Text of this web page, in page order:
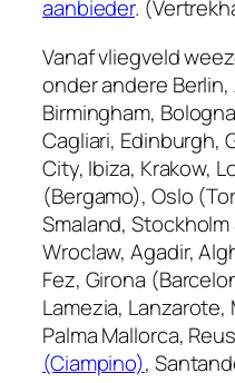
aanbieder.
Vanaf vliegveld
onder andere
Birmingham,
Cagliari, Edinburgh,
City, Ibiza, Krakow,
(Bergamo), Oslo
Smaland,
Wroclaw, Agadir,
Fez, Girona
Lamezia, Lanzarote,
Palma Mallorca,
(Ciampino),